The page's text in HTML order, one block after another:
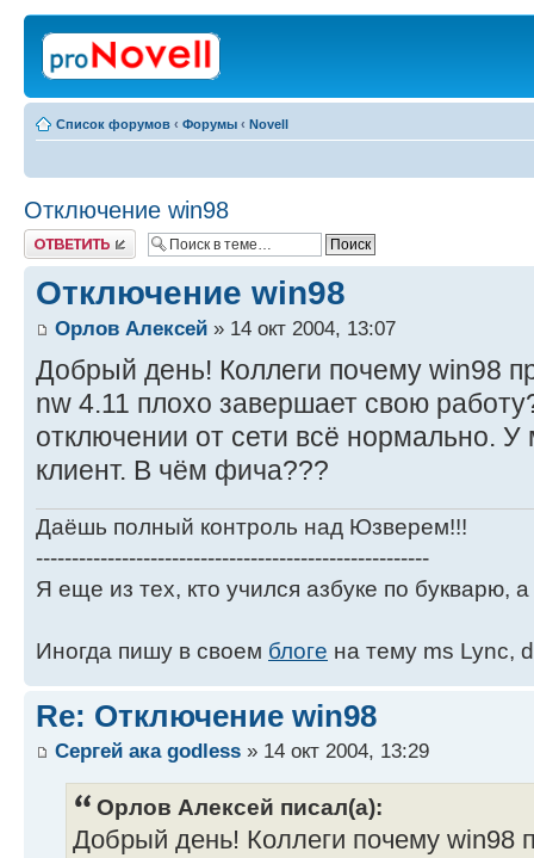
Список форумов ‹ Форумы ‹ Novell
Отключение win98
Ответить
Отключение win98
Орлов Алексей » 14 окт 2004, 13:07
Добрый день! Коллеги почему win98
nw 4.11 плохо завершает свою
отключении от сети всё нормально.
клиент. В чём фича???
Даёшь полный контроль над Юзверем!!!
-------------------------------------------------------
Я еще из тех, кто учился азбуке по букварю,
Иногда пишу в своем блоге на тему ms Lync,
Re: Отключение win98
Сергей ака godless » 14 окт 2004, 13:29
Орлов Алексей писал(а):
Добрый день! Коллеги почему win98